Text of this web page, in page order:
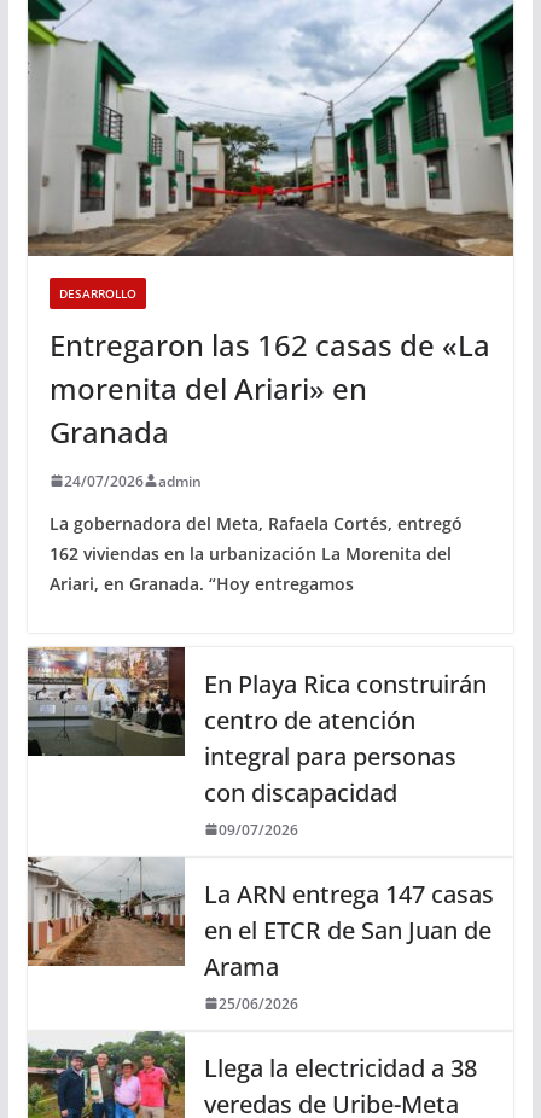
DESARROLLO
Entregaron las 162 casas de «La
morenita del Ariari» en
Granada
24/07/2026 admin
La gobernadora del Meta, Rafaela Cortés, entregó
162 viviendas en la urbanización La Morenita del
Ariari, en Granada. “Hoy entregamos
En Playa Rica construirán
centro de atención
integral para personas
con discapacidad
09/07/2026
La ARN entrega 147 casas
en el ETCR de San Juan de
Arama
25/06/2026
Llega la electricidad a 38
veredas de Uribe-Meta